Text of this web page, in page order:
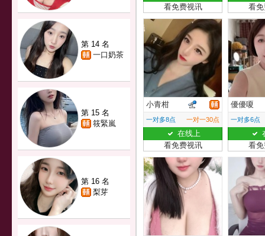
第 14 名
一口奶茶
第 15 名
筱緊嵐
第 16 名
梨芽
看免费视讯
看
小青柑
一对多8点 一对一30点
在线上
看免费视讯
優優嗄
一对多6点
看